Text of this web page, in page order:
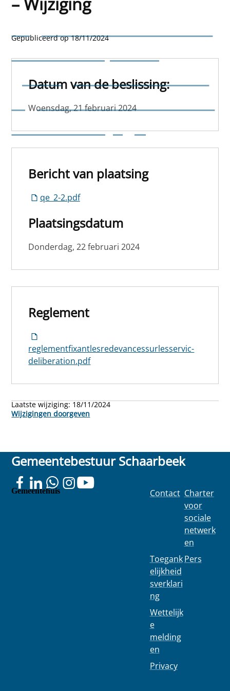
retributies op de vrij
gevraagde diensten en de
afgifte van administratieve
stukken – Wijziging
Gepubliceerd op 18/11/2024
Datum van de beslissing:
Woensdag, 21 februari 2024
Bericht van plaatsing
qe_2-2.pdf
Plaatsingsdatum
Donderdag, 22 februari 2024
Reglement
reglementfixantlesredevancessurlesservic-
deliberation.pdf
Laatste wijziging: 18/11/2024
Wijzigingen doorgeven
Gemeentebestuur Schaarbeek
Gemeentehuis Contact
Toegank
elijkheid
sverklari
ng
Wettelijk
e
melding
en
Privacy
Charter
voor
sociale
netwerk
en
Pers